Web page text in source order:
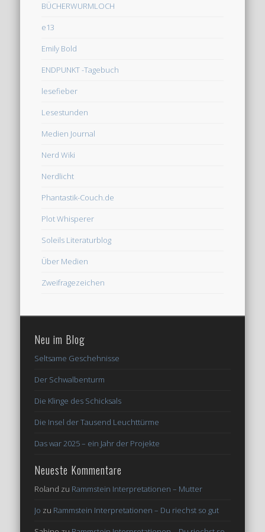
BÜCHERWURMLOCH
e13
Emily Bold
ENDPUNKT -Tagebuch
lesefieber
Lesestunden
Medien Journal
Nerd Wiki
Nerdlicht
Phantastik-Couch.de
Plot Whisperer
Soleils Literaturblog
Über Medien
Zweifragezeichen
Neu im Blog
Seltsame Geschehnisse
Der Schwalbenturm
Die Klinge des Schicksals
Die Insel der Tausend Leuchttürme
Das war 2025 – ein Jahr der Projekte
Neueste Kommentare
Roland zu Rammstein Interpretationen – Mutter
Jo zu Rammstein Interpretationen – Du riechst so gut